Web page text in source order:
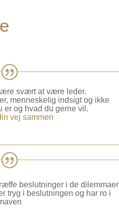
svært at være leder.
menneskelig indsigt og ikke
er og hvad du gerne vil.
vej sammen
beslutninger i de dilemmaer
tryg i beslutningen og har ro i